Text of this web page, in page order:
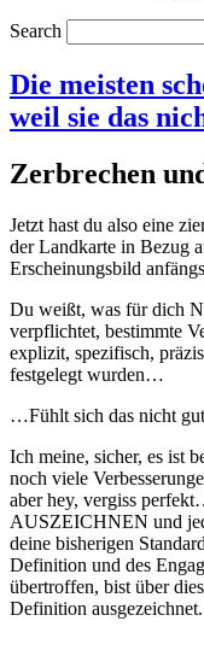
Search
Die meisten
weil sie das
Zerbrechen
Jetzt hast du also eine
der Landkarte in Bezug
Erscheinungsbild
Du weißt, was für dich
verpflichtet, bestimmte
explizit, spezifisch,
festgelegt wurden…
…Fühlt sich das nicht
Ich meine, sicher, es ist
noch viele
aber hey, vergiss
AUSZEICHNEN und
deine bisherigen
Definition und des
übertroffen, bist über
Definition ausgezeichnet.